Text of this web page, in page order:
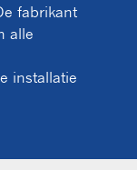
fabrikant
alle
installatie